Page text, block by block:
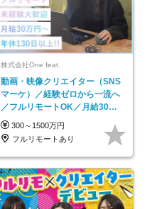
株式会社One feat.
動画・映像クリエイター（SNS
マーケ）／経験ゼロから一流へ
／フルリモートOK／月給30万
円～／年休130日以上
300～1500万円
フルリモートあり